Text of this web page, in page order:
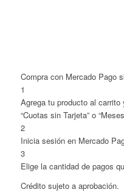
Compra con Mercado Pago
1
Agrega tu producto al
“Cuotas sin Tarjeta” o
2
Inicia sesión en Mercado
3
Elige la cantidad de pagos
Crédito sujeto a aprobación.